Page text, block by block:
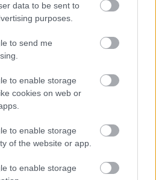
data to be sent to
purposes.
to send me
to enable storage
cookies on web or
to enable storage
of the website or app.
to enable storage
a lemez 30 hétig
listán – a mai napig
jelent meg. Írt filmzenéket
nagysikerű mozikhoz,
Az Angyal,
a világ végén.
és versek) –
Dreams, Perfect for You,
to the Iliad,
the Gates, In Search of
újra Shakespeare